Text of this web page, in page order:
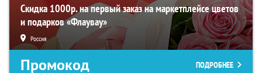
Скидка 1000р. на первый заказ на маркетплейсе цветов
и подарков «Флаувау»
Россия
Промокод ПОДРОБНЕЕ